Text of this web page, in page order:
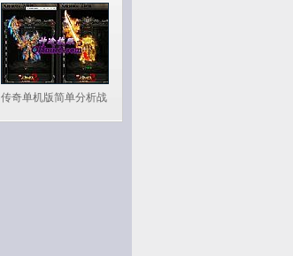
传奇单机版简单分析战